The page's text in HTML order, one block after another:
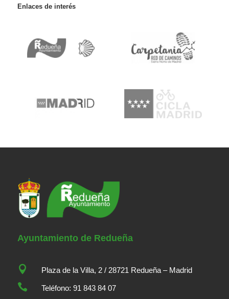
Enlaces de interés
Ayuntamiento de Redueña
 Plaza de la Villa, 2 / 28721 Redueña – Madrid
 Teléfono: 91 843 84 07